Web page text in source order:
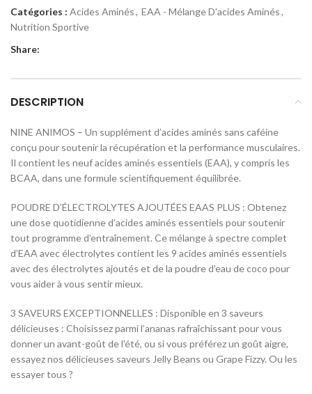
Catégories : Acides Aminés, EAA - Mélange D'acides Aminés,
Nutrition Sportive
Share:
DESCRIPTION
NINE ANIMOS – Un supplément d’acides aminés sans caféine
conçu pour soutenir la récupération et la performance musculaires.
Il contient les neuf acides aminés essentiels (EAA), y compris les
BCAA, dans une formule scientifiquement équilibrée.
POUDRE D’ÉLECTROLYTES AJOUTÉES EAAS PLUS : Obtenez
une dose quotidienne d’acides aminés essentiels pour soutenir
tout programme d’entraînement. Ce mélange à spectre complet
d’EAA avec électrolytes contient les 9 acides aminés essentiels
avec des électrolytes ajoutés et de la poudre d’eau de coco pour
vous aider à vous sentir mieux.
3 SAVEURS EXCEPTIONNELLES : Disponible en 3 saveurs
délicieuses : Choisissez parmi l’ananas rafraîchissant pour vous
donner un avant-goût de l’été, ou si vous préférez un goût aigre,
essayez nos délicieuses saveurs Jelly Beans ou Grape Fizzy. Ou les
essayer tous ?